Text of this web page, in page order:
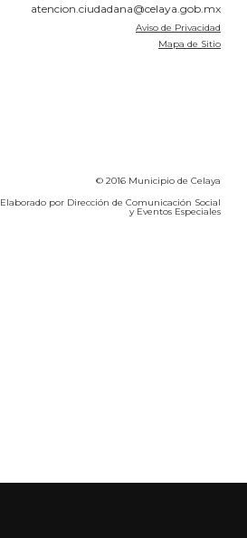
atencion.ciudadana@celaya.gob.mx
Aviso de Privacidad
Mapa de Sitio
© 2016 Municipio de Celaya
Elaborado por Dirección de Comunicación Social
y Eventos Especiales